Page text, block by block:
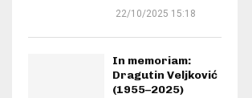
22/10/2025 15:18
In memoriam:
Dragutin Veljković
(1955–2025)